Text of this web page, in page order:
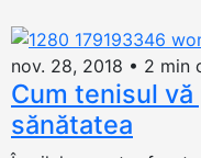
nov. 28, 2018 • 2 min
Cum tenisul
sănătatea